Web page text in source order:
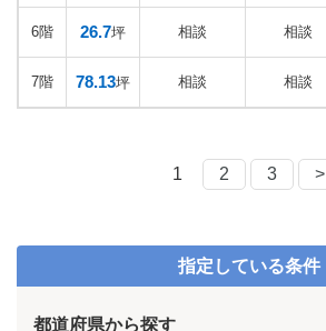
6階 26.7坪 相談 相談
7階 78.13坪 相談 相談
1 2 3 >
指定している条件
都道府県から探す